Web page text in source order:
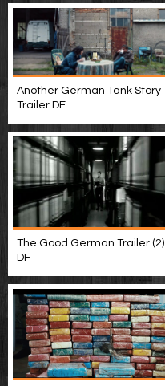
Another German Tank Story
Trailer DF
The Good German Trailer (2)
DF